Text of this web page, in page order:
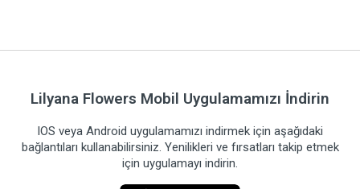
Lilyana Flowers Mobil Uygulamamızı İndirin
IOS veya Android uygulamamızı indirmek için aşağıdaki
bağlantıları kullanabilirsiniz. Yenilikleri ve fırsatları takip etmek
için uygulamayı indirin.